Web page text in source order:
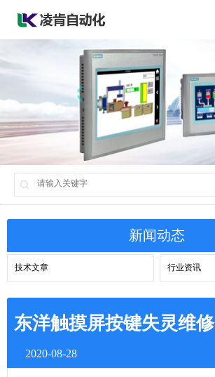
新闻动态
技术文章 行业资讯
东洋触摸屏按键失灵维修
2020-08-28